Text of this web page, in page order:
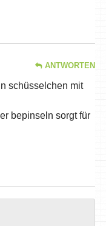
ANTWORTEN
schüsselchen mit
bepinseln sorgt für